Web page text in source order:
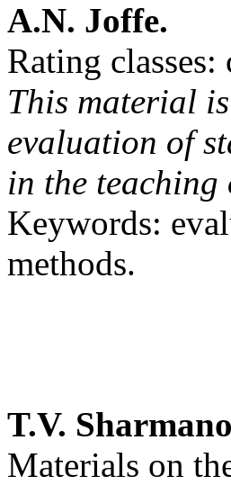
A.N. Joffe.
Rating
This material
evaluation of
in the teaching
Keywords:
methods.
T.V.
Materials on